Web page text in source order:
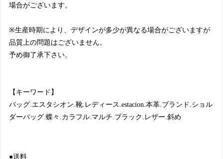
場合がございます。
※生産時期により、デザインが多少が異なる場合がございますが
品質上の問題はございません。
予め御了承下さい。
【キーワード】
バッグ.エスタシオン.靴.レディース.estacion.本革.ブランド.ショル
ダーバッグ.蝶々.カラフル.マルチ.ブラック.レザー.斜め
●送料